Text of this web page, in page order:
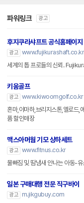
파워링크 광고
후지쿠라샤프트 공식홈페이지
광고 www.fujikurashaft.co.kr
세계의 톱 프로들의 신뢰.
키움골프
광고 www.kiwoomgolf.co.kr
혼마,야마하,브리지스톤,엘로드,
품 할인매장
맥스아머웜 기모 상하세트
광고 www.fitnus.co.kr
물빠짐 및 땀냄새 안나는 아동-
일본 구매대행 전문 직구바이
광고
m.jikgubuy.com